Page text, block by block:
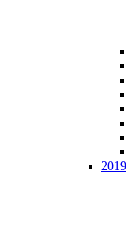
2019